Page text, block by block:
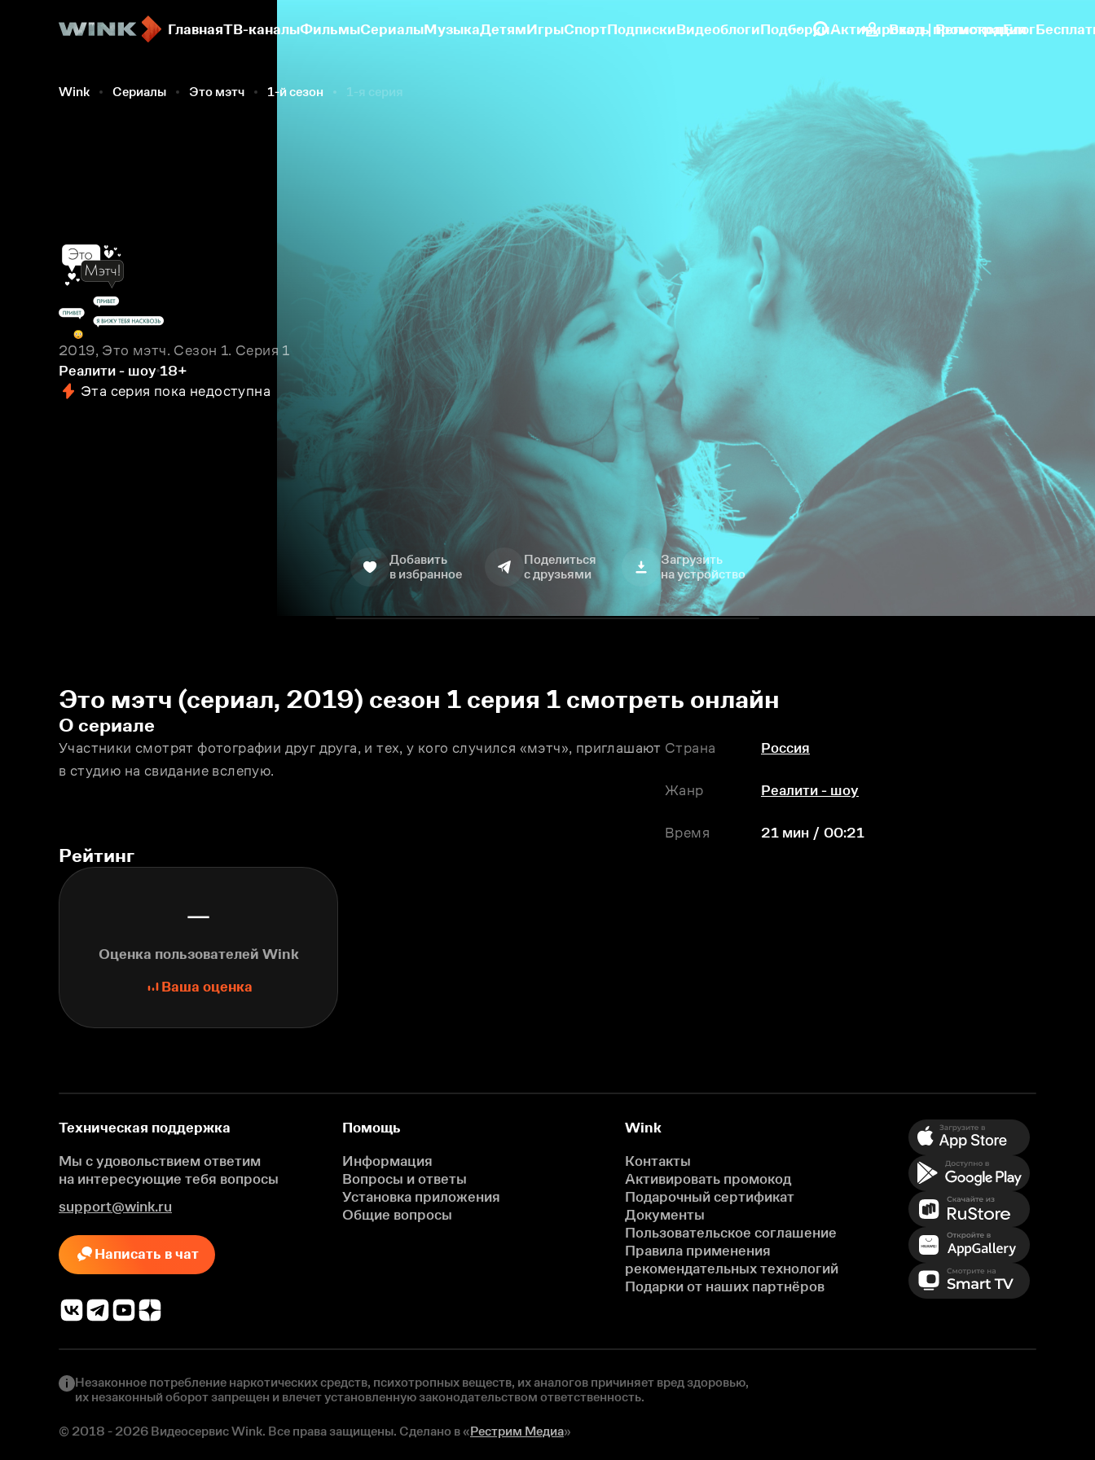
ГлавнаяТВ-каналыФильмыСериалыМузыкаДетямИгрыСпортПодпискиВидеоблогиПодборкиАктивировать промокодБлог
Вход | Регистрация
Wink Сериалы Это мэтч 1-й сезон 1-я серия
2019, Это мэтч. Сезон 1. Серия 1
Реалити - шоу 18+
Эта серия пока недоступна
Добавить
в избранное
Поделиться
с друзьями
Загрузить
на устройство
Это мэтч (сериал, 2019) сезон 1 серия 1 смотреть онлайн
О сериале
Участники смотрят фотографии друг друга, и тех, у кого случился «мэтч», приглашают
в студию на свидание вслепую.
Страна Россия
Жанр Реалити - шоу
Время 21 мин / 00:21
Рейтинг
—
Оценка пользователей Wink
Ваша оценка
Техническая поддержка
Мы с удовольствием ответим
на интересующие тебя вопросы
support@wink.ru
Написать в чат
Помощь
Информация
Вопросы и ответы
Установка приложения
Общие вопросы
Wink
Контакты
Активировать промокод
Подарочный сертификат
Документы
Пользовательское соглашение
Правила применения
рекомендательных технологий
Подарки от наших партнёров
Незаконное потребление наркотических средств, психотропных веществ, их аналогов причиняет вред здоровью,
их незаконный оборот запрещен и влечет установленную законодательством ответственность.
© 2018 - 2026 Видеосервис Wink. Все права защищены. Сделано в «Рестрим Медиа»